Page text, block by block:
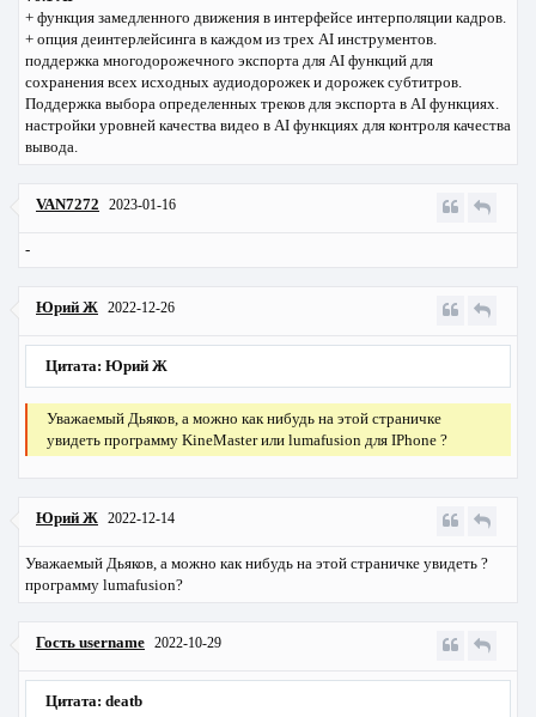
+ функция замедленного движения в интерфейсе интерполяции кадров.
+ опция деинтерлейсинга в каждом из трех AI инструментов.
поддержка многодорожечного экспорта для AI функций для
сохранения всех исходных аудиодорожек и дорожек субтитров.
Поддержка выбора определенных треков для экспорта в AI функциях.
настройки уровней качества видео в AI функциях для контроля качества
вывода.
VAN7272 2023-01-16
-
Юрий Ж 2022-12-26
Цитата: Юрий Ж
Уважаемый Дьяков, а можно как нибудь на этой страничке
увидеть программу KineMaster или lumafusion для IPhone ?
Юрий Ж 2022-12-14
Уважаемый Дьяков, а можно как нибудь на этой страничке увидеть ?
программу lumafusion?
Гость username 2022-10-29
Цитата: deatb